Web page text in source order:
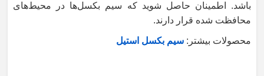
باشد. اطمینان حاصل شوید که سیم بکسل‌ها در محیط‌های
محافظت شده قرار دارند.
محصولات بیشتر: سیم بکسل استیل